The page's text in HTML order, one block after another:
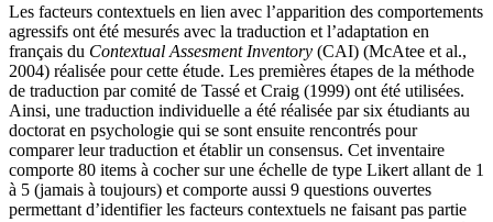
Les facteurs contextuels en lien avec l’apparition des comportements
agressifs ont été mesurés avec la traduction et l’adaptation en
français du Contextual Assesment Inventory (CAI) (McAtee et al.,
2004) réalisée pour cette étude. Les premières étapes de la méthode
de traduction par comité de Tassé et Craig (1999) ont été utilisées.
Ainsi, une traduction individuelle a été réalisée par six étudiants au
doctorat en psychologie qui se sont ensuite rencontrés pour
comparer leur traduction et établir un consensus. Cet inventaire
comporte 80 items à cocher sur une échelle de type Likert allant de 1
à 5 (jamais à toujours) et comporte aussi 9 questions ouvertes
permettant d’identifier les facteurs contextuels ne faisant pas partie